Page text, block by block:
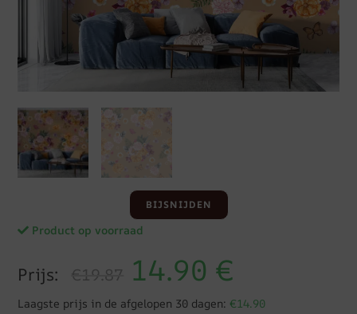
BIJSNIJDEN
Product op voorraad
Prijs: €19.87 14.90 €
Laagste prijs in de afgelopen 30 dagen: €14.90